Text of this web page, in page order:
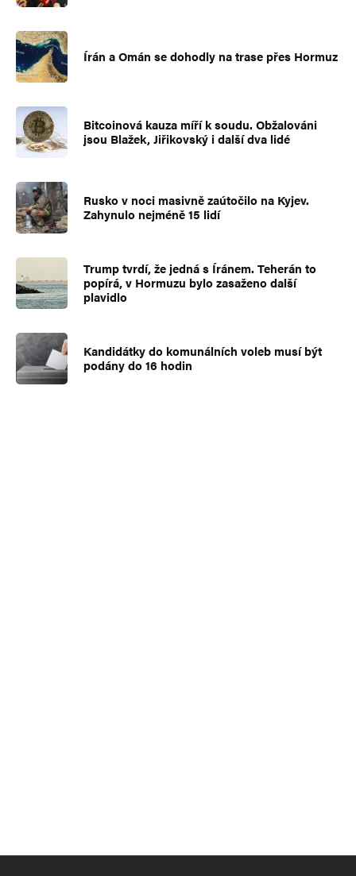
Írán a Omán se dohodly na trase přes Hormuz
Bitcoinová kauza míří k soudu. Obžalováni
jsou Blažek, Jiřikovský i další dva lidé
Rusko v noci masivně zaútočilo na Kyjev.
Zahynulo nejméně 15 lidí
Trump tvrdí, že jedná s Íránem. Teherán to
popírá, v Hormuzu bylo zasaženo další
plavidlo
Kandidátky do komunálních voleb musí být
podány do 16 hodin